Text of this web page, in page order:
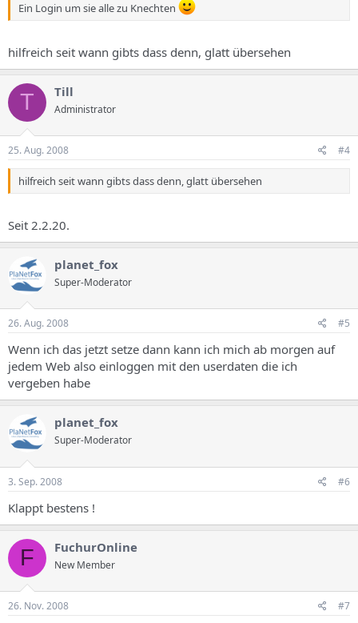
Ein Login um sie alle zu Knechten
hilfreich seit wann gibts dass denn, glatt übersehen
T Till
Administrator
25. Aug. 2008 #4
hilfreich seit wann gibts dass denn, glatt übersehen
Seit 2.2.20.
planet_fox
Super-Moderator
26. Aug. 2008 #5
Wenn ich das jetzt setze dann kann ich mich ab morgen auf
jedem Web also einloggen mit den userdaten die ich
vergeben habe
planet_fox
Super-Moderator
3. Sep. 2008 #6
Klappt bestens !
F FuchurOnline
New Member
26. Nov. 2008 #7